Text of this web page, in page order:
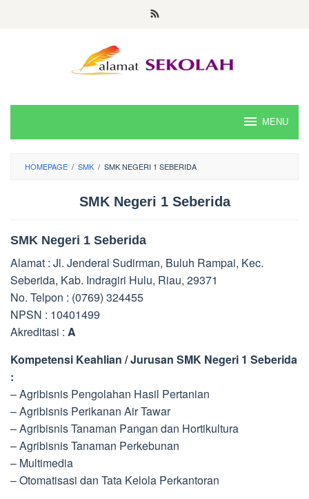
MENU
HOMEPAGE / SMK / SMK NEGERI 1 SEBERIDA
SMK Negeri 1 Seberida
SMK Negeri 1 Seberida
Alamat : Jl. Jenderal Sudirman, Buluh Rampai, Kec.
Seberida, Kab. Indragiri Hulu, Riau, 29371
No. Telpon : (0769) 324455
NPSN : 10401499
Akreditasi : A
Kompetensi Keahlian / Jurusan SMK Negeri 1 Seberida
:
– Agribisnis Pengolahan Hasil Pertanian
– Agribisnis Perikanan Air Tawar
– Agribisnis Tanaman Pangan dan Hortikultura
– Agribisnis Tanaman Perkebunan
– Multimedia
– Otomatisasi dan Tata Kelola Perkantoran